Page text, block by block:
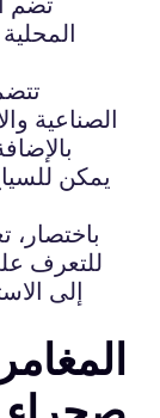
الصناعية
يمكن
باختصار،
للتعرف
إلى